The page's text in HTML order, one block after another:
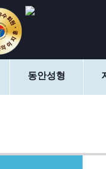
동안성형